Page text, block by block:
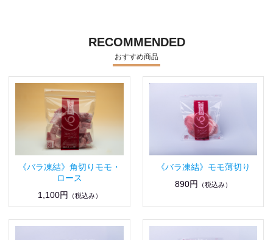
RECOMMENDED
おすすめ商品
《バラ凍結》角切りモモ・
ロース
1,100円
（税込み）
《バラ凍結》モモ薄切り
890円
（税込み）